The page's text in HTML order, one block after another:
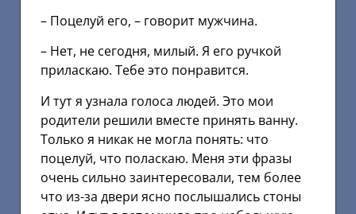
– Поцелуй его, – говорит мужчина.
– Нет, не сегодня, милый. Я его ручкой
приласкаю. Тебе это понравится.
И тут я узнала голоса людей. Это мои
родители решили вместе принять ванну.
Только я никак не могла понять: что
поцелуй, что поласкаю. Меня эти фразы
очень сильно заинтересовали, тем более
что из-за двери ясно послышались стоны